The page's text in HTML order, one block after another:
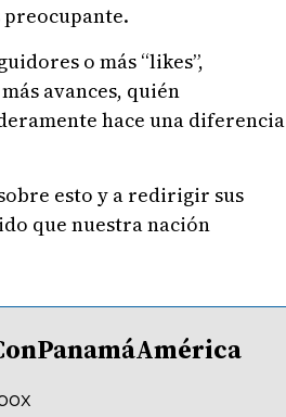
o más “likes”,
avances, quién
hace una diferencia
esto y a redirigir sus
que nuestra nación